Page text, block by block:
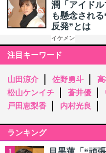
潤「アイド
も懸念され
反発”とは
イケメン
注目キーワード
山田涼介 佐野勇斗
松山ケンイチ
蒼井優
戸田恵梨香
内村光良
ランキング
1